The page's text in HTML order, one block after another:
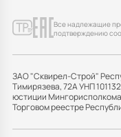
Все надлежащие
подтверждению
ЗАО "Сквирел-Строй"
Тимирязева, 72А УНП
юстиции
Торговом реестре